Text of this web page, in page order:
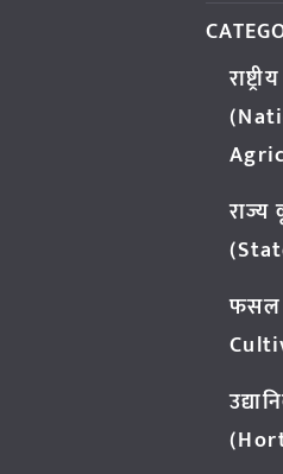
राज्य
फसल